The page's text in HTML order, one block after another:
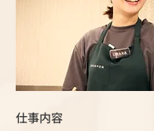
仕事内容